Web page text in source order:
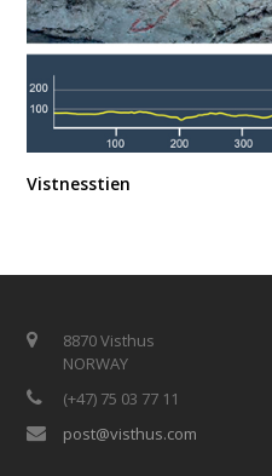
Vistnesstien
8870 Visthus
NORWAY
(+47) 75 03 77 11
post@visthus.com